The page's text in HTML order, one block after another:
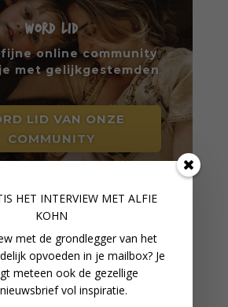
WORD LID
online community
met gelijkgestemden
LID VAN ONZE
COMMUNITY
HET INTERVIEW MET ALFIE
KOHN
met de grondlegger van het
opvoeden in je mailbox? Je
meteen ook de gezellige
vol inspiratie.